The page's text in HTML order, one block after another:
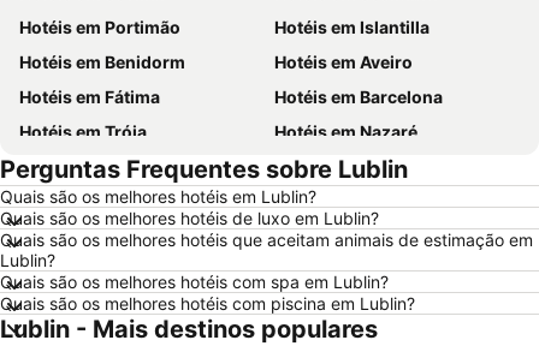
Hotéis em Portimão
Hotéis em Islantilla
Hotéis em Benidorm
Hotéis em Aveiro
Hotéis em Fátima
Hotéis em Barcelona
Hotéis em Tróia
Hotéis em Nazaré
Hotéis em Évora
Hotéis em Peniche
Hotéis em Porto Santo
Hotéis em Isla Canela
Hotéis em Sangenjo
Hotéis em Vila Nova de Milfontes
Hotéis em Vilamoura
Hotéis em Vigo
Hotéis em Roma
Hotéis em Madeira
Hotéis em Sul de Espanha
Hotéis em Málaga
Perguntas Frequentes sobre Lublin
Quais são os melhores hotéis em Lublin?
Quais são os melhores hotéis de luxo em Lublin?
Quais são os melhores hotéis que aceitam animais de estimação em
Lublin?
Quais são os melhores hotéis com spa em Lublin?
Quais são os melhores hotéis com piscina em Lublin?
Lublin - Mais destinos populares